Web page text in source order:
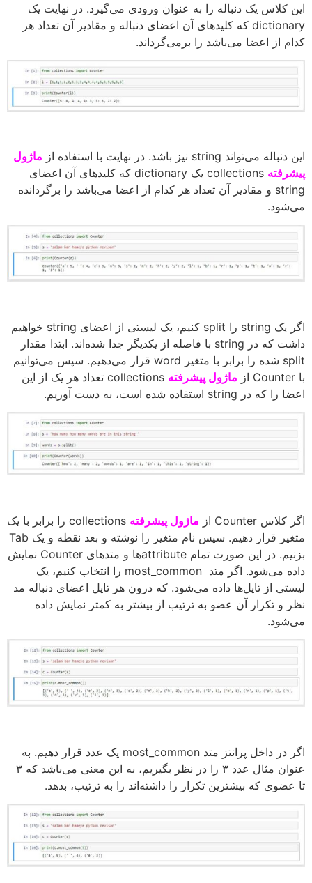
این کلاس یک دنباله را به عنوان ورودی می‌گیرد. در نهایت یک
dictionary که کلیدهای آن اعضای دنباله و مقادیر آن تعداد هر
کدام از اعضا می‌باشد را برمی‌گرداند.
این دنباله می‌تواند string نیز باشد. در نهایت با استفاده از
ماژول
پیشرفته
collections یک dictionary که کلیدهای آن اعضای
string و مقادیر آن تعداد هر کدام از اعضا می‌باشد را برگردانده
می‌شود.
اگر یک string را split کنیم، یک لیستی از اعضای string خواهیم
داشت که در string با فاصله از یکدیگر جدا شده‌اند. ابتدا مقدار
split شده را برابر با متغیر word قرار می‌دهیم. سپس می‌توانیم
با Counter از
ماژول پیشرفته
collections تعداد هر یک از این
اعضا را که در string استفاده شده است، به دست آوریم.
اگر کلاس Counter از ماژول پیشرفته
collections را برابر با یک
متغیر قرار دهیم. سپس نام متغیر را نوشته و بعد نقطه و یک Tab
بزنیم. در این صورت تمام attributeها و متدهای Counter نمایش
داده می‌شود. اگر متد most_common را انتخاب کنیم، یک
لیستی از تاپل‌ها داده می‌شود. که درون هر تاپل اعضای دنباله مد
نظر و تکرار آن عضو به ترتیب از بیشتر به کمتر نمایش داده
می‌شود.
اگر در داخل پرانتز متد most_common یک عدد قرار دهیم. به
عنوان مثال عدد ۳ را در نظر بگیریم، به این معنی می‌باشد که ۳
تا عضوی که بیشترین تکرار را داشته‌اند را به ترتیب، بدهد.